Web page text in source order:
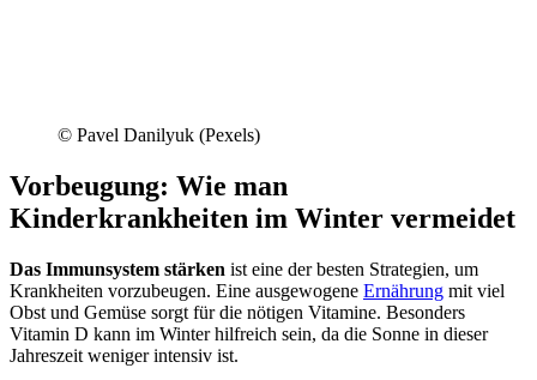
© Pavel Danilyuk (Pexels)
Vorbeugung: Wie man
Kinderkrankheiten im Winter vermeidet
Das Immunsystem stärken ist eine der besten Strategien, um
Krankheiten vorzubeugen. Eine ausgewogene Ernährung mit viel
Obst und Gemüse sorgt für die nötigen Vitamine. Besonders
Vitamin D kann im Winter hilfreich sein, da die Sonne in dieser
Jahreszeit weniger intensiv ist.